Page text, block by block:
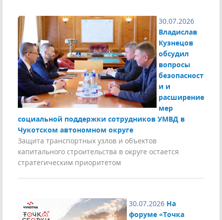
30.07.2026
Владислав
Кузнецов
обсудил
вопросы
безопасност
и и
расширение
мер
социальной поддержки сотрудников УМВД в
Чукотском автономном округе
Защита транспортных узлов и объектов
капитального строительства в округе остается
стратегическим приоритетом
30.07.2026 На
форуме «Точка